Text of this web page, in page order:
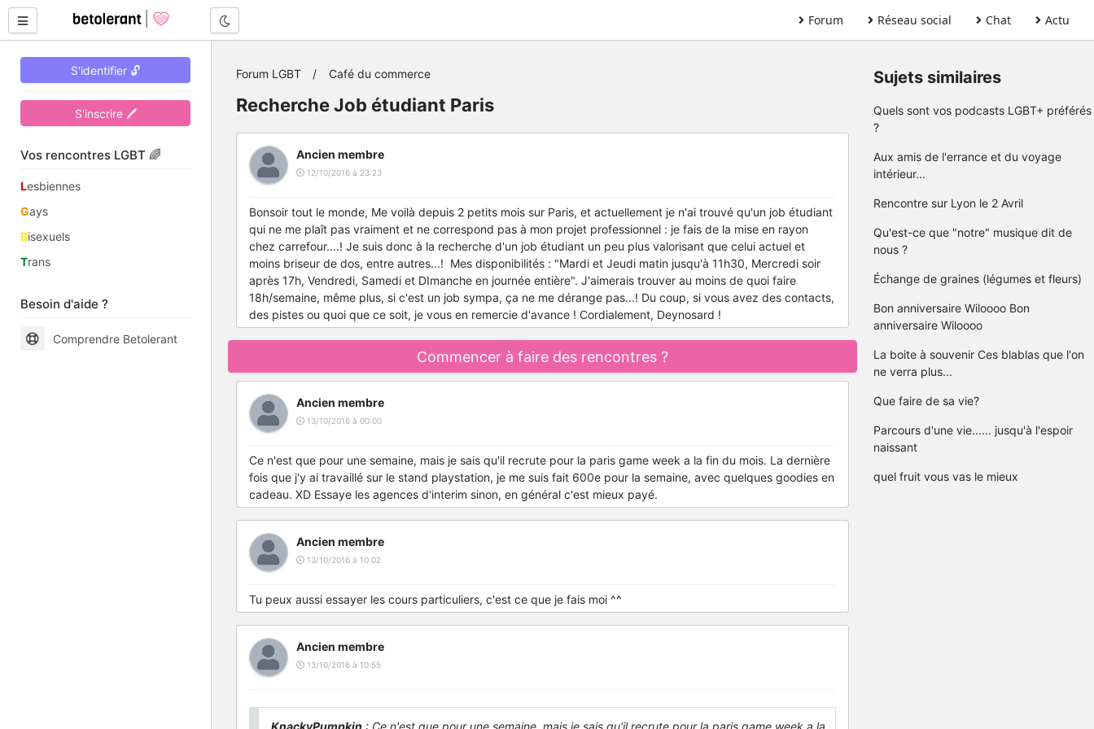
Forum Réseau social Chat Actu
S'identifier 🔓
S'inscrire 🖊
Vos rencontres LGBT 🌈
Lesbiennes
Gays
Bisexuels
Trans
Besoin d'aide ?
Comprendre Betolerant
Forum LGBT Café du commerce
Recherche Job étudiant Paris
Ancien membre
12/10/2016 à 23:23
Bonsoir tout le monde, Me voilà depuis 2 petits mois sur Paris, et actuellement je n'ai trouvé qu'un job étudiant
qui ne me plaît pas vraiment et ne correspond pas à mon projet professionnel : je fais de la mise en rayon
chez carrefour....! Je suis donc à la recherche d'un job étudiant un peu plus valorisant que celui actuel et
moins briseur de dos, entre autres...! Mes disponibilités : "Mardi et Jeudi matin jusqu'à 11h30, Mercredi soir
après 17h, Vendredi, Samedi et DImanche en journée entière". J'aimerais trouver au moins de quoi faire
18h/semaine, même plus, si c'est un job sympa, ça ne me dérange pas...! Du coup, si vous avez des contacts,
des pistes ou quoi que ce soit, je vous en remercie d'avance ! Cordialement, Deynosard !
Commencer à faire des rencontres ?
Ancien membre
13/10/2016 à 00:00
Ce n'est que pour une semaine, mais je sais qu'il recrute pour la paris game week a la fin du mois. La dernière
fois que j'y ai travaillé sur le stand playstation, je me suis fait 600e pour la semaine, avec quelques goodies en
cadeau. XD Essaye les agences d'interim sinon, en général c'est mieux payé.
Ancien membre
13/10/2016 à 10:02
Tu peux aussi essayer les cours particuliers, c'est ce que je fais moi ^^
Ancien membre
13/10/2016 à 10:55
KnackyPumpkin : Ce n'est que pour une semaine, mais je sais qu'il recrute pour la paris game week a la
Sujets similaires
Quels sont vos podcasts LGBT+ préférés
?
Aux amis de l'errance et du voyage
intérieur...
Rencontre sur Lyon le 2 Avril
Qu'est-ce que "notre" musique dit de
nous ?
Échange de graines (légumes et fleurs)
Bon anniversaire Wiloooo Bon
anniversaire Wiloooo
La boite à souvenir Ces blablas que l'on
ne verra plus...
Que faire de sa vie?
Parcours d'une vie...... jusqu'à l'espoir
naissant
quel fruit vous vas le mieux